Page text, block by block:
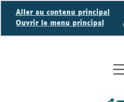
Aller au contenu principal
Ouvrir le menu principal